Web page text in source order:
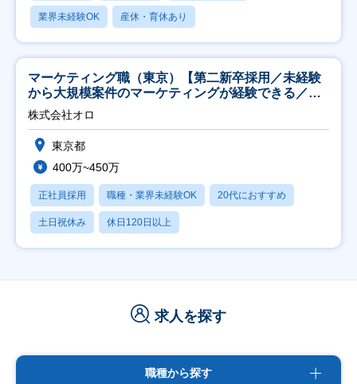
業界未経験OK 産休・育休あり
マーケティング職（東京）【第二新卒採用／未経験
から大規模案件のマーケティングが経験できる／研
修充実】
株式会社オロ
東京都
400万~450万
正社員採用 職種・業界未経験OK 20代におすすめ
土日祝休み 休日120日以上
求人を探す
職種から探す